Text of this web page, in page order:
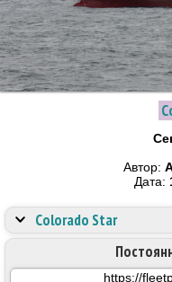
Автор:
Дата:
Colorado Star